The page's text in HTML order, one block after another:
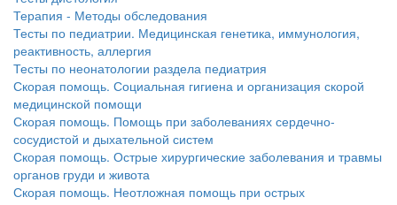
Терапия - Методы обследования
Тесты по педиатрии. Медицинская генетика, иммунология,
реактивность, аллергия
Тесты по неонатологии раздела педиатрия
Скорая помощь. Социальная гигиена и организация скорой
медицинской помощи
Скорая помощь. Помощь при заболеваниях сердечно-
сосудистой и дыхательной систем
Скорая помощь. Острые хирургические заболевания и травмы
органов груди и живота
Скорая помощь. Неотложная помощь при острых